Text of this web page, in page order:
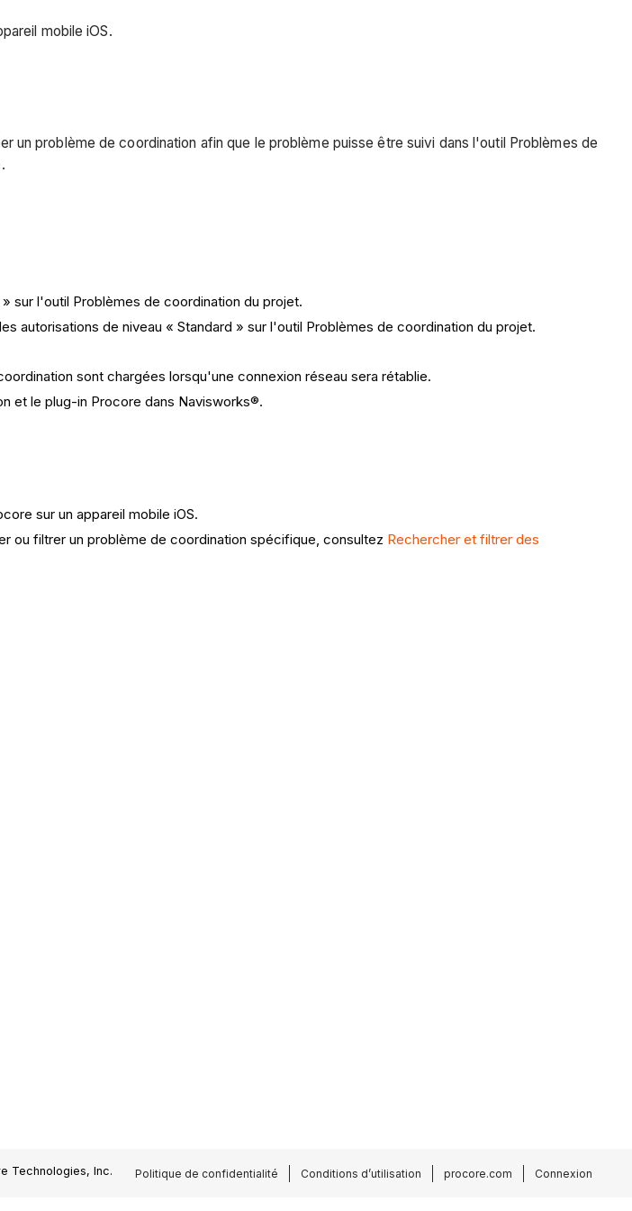
mobile iOS.
problème de coordination afin que le problème puisse être suivi dans l'outil Problèmes de
sur l'outil Problèmes de coordination du projet.
les autorisations de niveau « Standard » sur l'outil Problèmes de coordination du projet.
sont chargées lorsqu'une connexion réseau sera rétablie.
et le plug-in Procore dans Navisworks®.
sur un appareil mobile iOS.
ou filtrer un problème de coordination spécifique, consultez Rechercher et filtrer des
Technologies, Inc. Politique de confidentialité Conditions d’utilisation procore.com Connexion